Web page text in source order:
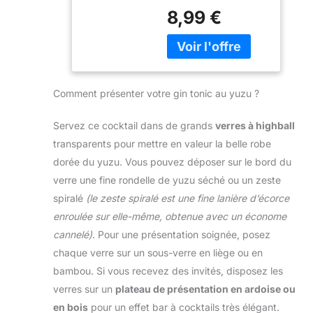
Vous recevrez un
barmass double
mesure en acier
inoxydable comme
accessoire pour
avec graduation 2cl
et pratique est un
ustensile de bar
indispensable.
FACILE À UTILISER:
Facile à manipuler,
pratique et petit, le
mixeur pour
cocktail, schnaps,
gin et Vin Bouquet.
Le barmass avec
bol jigger est
l'accessoire de
cocktail idéal – une
Acier
Inoxydable,
Doseur à alcool
double, Barman
Professionnel,
vin,
qui peut être
retournée pour une
utilisation dans
parfaitement
doigts. 【Matériau
de qualité
tasse à mesurer est
fabriquée en acier
inoxydable de qualité
supérieure avec des
et durable. 【Facile à
Utiliser 】:ce doseur
vous donne le
contrôle et la
8,99 €
Comment présenter votre gin tonic au yuzu ?
Servez ce cocktail dans de grands verres à highball
transparents pour mettre en valeur la belle robe
dorée du yuzu. Vous pouvez déposer sur le bord du
verre une fine rondelle de yuzu séché ou un zeste
spiralé (le zeste spiralé est une fine lanière d’écorce
enroulée sur elle-même, obtenue avec un économe
cannelé). Pour une présentation soignée, posez
chaque verre sur un sous-verre en liège ou en
bambou. Si vous recevez des invités, disposez les
verres sur un plateau de présentation en ardoise ou
en bois pour un effet bar à cocktails très élégant.